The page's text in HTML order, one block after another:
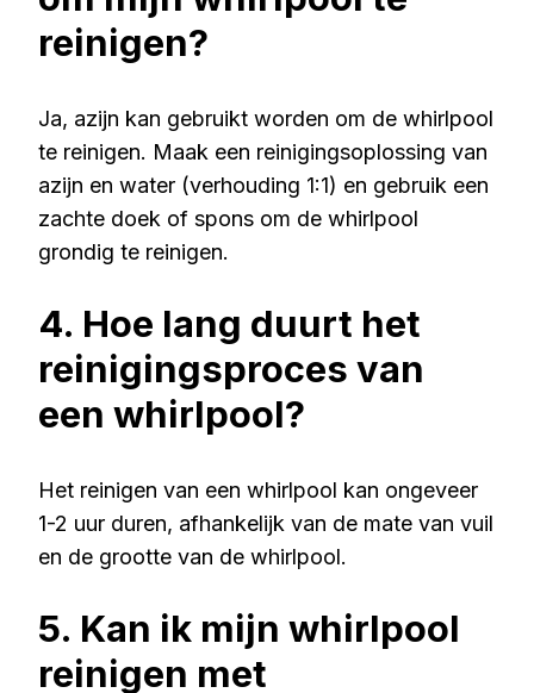
reinigen?
Ja, azijn kan gebruikt worden om de whirlpool
te reinigen. Maak een reinigingsoplossing van
azijn en water (verhouding 1:1) en gebruik een
zachte doek of spons om de whirlpool
grondig te reinigen.
4. Hoe lang duurt het
reinigingsproces van
een whirlpool?
Het reinigen van een whirlpool kan ongeveer
1-2 uur duren, afhankelijk van de mate van vuil
en de grootte van de whirlpool.
5. Kan ik mijn whirlpool
reinigen met